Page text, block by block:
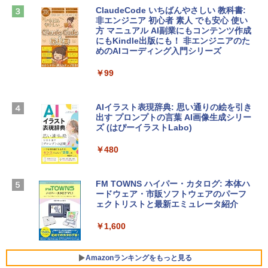
￥2,952
【Amazon.co.jp限定】 HP ノートパソコ
SSD インテル Core 5
Apple 2026 MacBook Air M5チップ搭載
igence、13.6インチLiquid Retinaディ
ームカメラ、日本語キーボード、Touch I
D - ミッドナイト
コン Vivobook 15 M1502NAQ 15.6イン
Robloxギフトカード - 1000 Robux 【限
定バーチャルアイテムを含む】 【オンラ
インゲームコード】 ロブロックス |オン
Microsoft Office Home & Business 202
4(最新 永続版)|オンラインコード版|Wind
Robloxギフトカード - 10,000 Robux
【限定バーチャルアイテムを含む】 【オ
オンラインコード版
￥14,500
ClaudeCode いちばんやさしい 教科書:
非エンジニア 初心者 素人 でも安心 使い
方 マニュアル AI副業にもコンテンツ作成
にもKindle出版にも！ 非エンジニアのた
めのAIコーディング入門シリーズ
￥99
AIイラスト表現辞典: 思い通りの絵を引き
出す プロンプトの言葉 AI画像生成シリー
ズ (はぴーイラストLabo)
￥480
FM TOWNS ハイパー・カタログ: 本体ハ
ードウェア・市販ソフトウェアのパーフ
ェクトリストと最新エミュレータ紹介
￥1,600
Amazonランキングをもっと見る